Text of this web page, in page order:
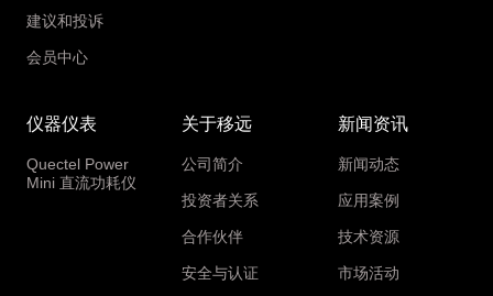
建议和投诉
会员中心
仪器仪表
Quectel Power
Mini 直流功耗仪
关于移远
公司简介
投资者关系
合作伙伴
安全与认证
新闻资讯
新闻动态
应用案例
技术资源
市场活动